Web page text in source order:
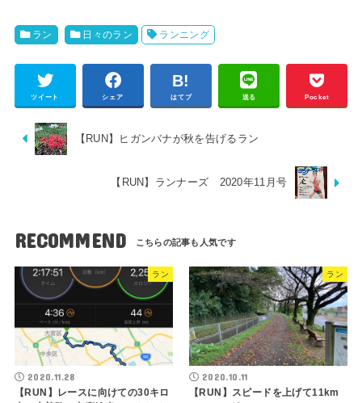
ラン 日々のラン ランニング
ツイート シェア はてブ 送る Pocket
【RUN】ヒガンバナが秋を告げるラン
【RUN】ランナーズ 2020年11月号
RECOMMEND
ラン
2020.11.28
【RUN】レースに向けての30キロ
ラン
2020.10.11
【RUN】スピードを上げて11km